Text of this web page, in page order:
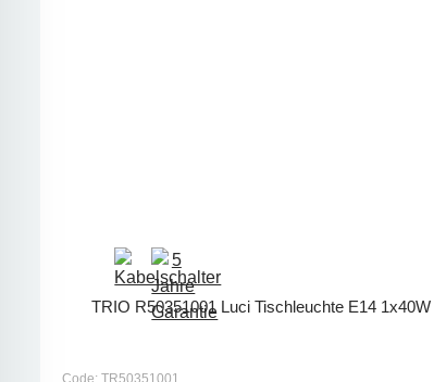
TRIO R50351001 Luci Tischleuchte E14 1x40W
Code: TR50351001